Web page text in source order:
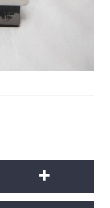
+